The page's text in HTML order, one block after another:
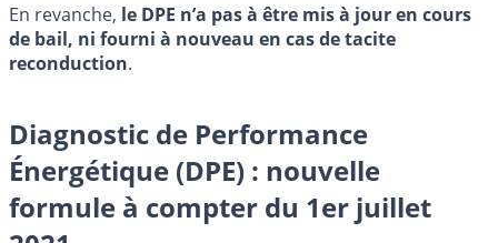
En revanche, le DPE n’a pas à être mis à jour en cours
de bail, ni fourni à nouveau en cas de tacite
reconduction.
Diagnostic de Performance
Énergétique (DPE) : nouvelle
formule à compter du 1er juillet